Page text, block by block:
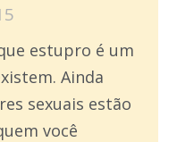
estupro é um
Ainda
sexuais estão
você